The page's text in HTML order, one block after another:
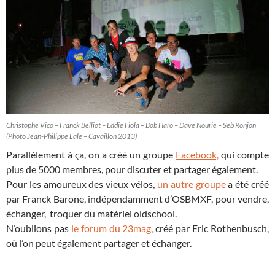
Christophe Vico – Franck Belliot – Eddie Fiola – Bob Haro – Dave Nourie – Seb Ronjon
(Photo Jean-Philippe Lale – Cavaillon 2013)
Parallèlement à ça, on a créé un groupe Facebook, qui compte
plus de 5000 membres, pour discuter et partager également.
Pour les amoureux des vieux vélos, un autre groupea été créé
par Franck Barone, indépendamment d’OSBMXF, pour vendre,
échanger, troquer du matériel oldschool.
N’oublions pas le forum du 23mag, créé par Eric Rothenbusch,
où l’on peut également partager et échanger.